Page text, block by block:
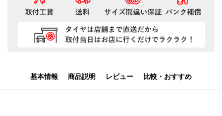
基本情報 商品説明 レビュー 比較・おすすめ